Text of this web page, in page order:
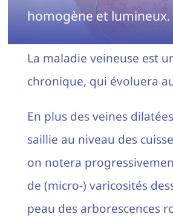
Tarifs
Prendre rendez-vous
homogène et lumineux.
La maladie veineuse est
chronique, qui évoluera
En plus des veines
saillie au niveau des
on notera
de (micro-) varicosités
peau des arborescences